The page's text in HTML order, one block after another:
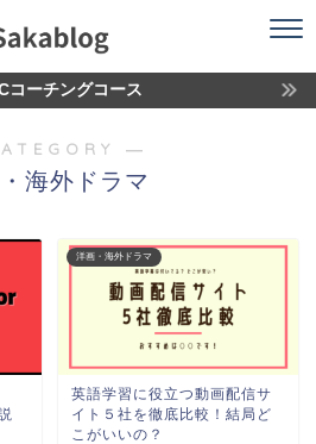
コーチングコース
―
海外ドラマ
洋画・海外ドラマ
英語学習に役立つ動画配信サ
イト５社を徹底比較！結局ど
こがいいの？